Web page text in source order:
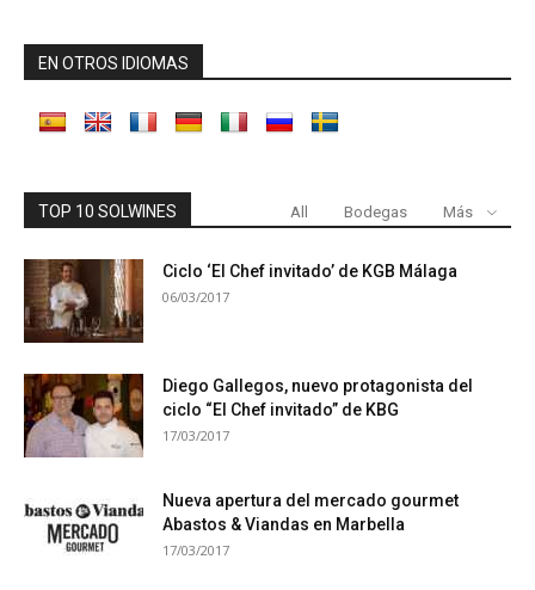
EN OTROS IDIOMAS
TOP 10 SOLWINES All Bodegas Más
Ciclo ‘El Chef invitado’ de KGB Málaga
06/03/2017
Diego Gallegos, nuevo protagonista del
ciclo “El Chef invitado” de KBG
17/03/2017
Nueva apertura del mercado gourmet
Abastos & Viandas en Marbella
17/03/2017